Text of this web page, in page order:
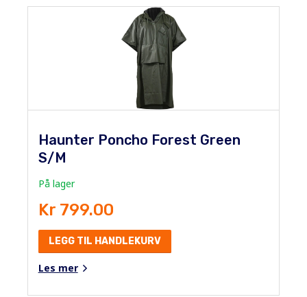
Haunter Poncho Forest Green
S/M
På lager
Kr 799.00
LEGG TIL HANDLEKURV
Les mer